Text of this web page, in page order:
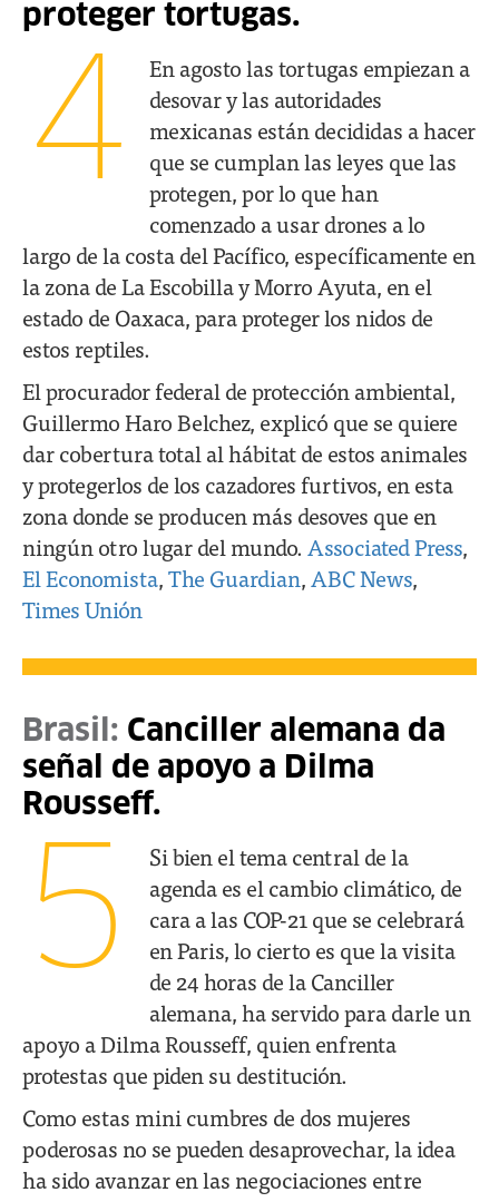
proteger tortugas.
4
En agosto las tortugas empiezan a
desovar y las autoridades
mexicanas están decididas a hacer
que se cumplan las leyes que las
protegen, por lo que han
comenzado a usar drones a lo
largo de la costa del Pacífico, específicamente en
la zona de La Escobilla y Morro Ayuta, en el
estado de Oaxaca, para proteger los nidos de
estos reptiles.
El procurador federal de protección ambiental,
Guillermo Haro Belchez, explicó que se quiere
dar cobertura total al hábitat de estos animales
y protegerlos de los cazadores furtivos, en esta
zona donde se producen más desoves que en
ningún otro lugar del mundo. Associated Press,
El Economista,The Guardian, ABC News,
Times Unión
Brasil: Canciller alemana da
señal de apoyo a Dilma
Rousseff.
5
Si bien el tema central de la
agenda es el cambio climático, de
cara a las COP-21 que se celebrará
en Paris, lo cierto es que la visita
de 24 horas de la Canciller
alemana, ha servido para darle un
apoyo a Dilma Rousseff, quien enfrenta
protestas que piden su destitución.
Como estas mini cumbres de dos mujeres
poderosas no se pueden desaprovechar, la idea
ha sido avanzar en las negociaciones entre